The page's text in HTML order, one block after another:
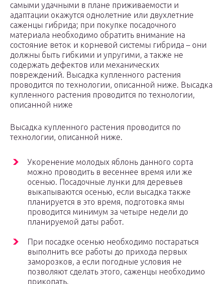
самыми удачными в плане приживаемости и
адаптации окажутся однолетние или двухлетние
саженцы гибрида; при покупке посадочного
материала необходимо обратить внимание на
состояние веток и корневой системы гибрида – они
должны быть гибкими и упругими, а также не
содержать дефектов или механических
повреждений. Высадка купленного растения
проводится по технологии, описанной ниже. Высадка
купленного растения проводится по технологии,
описанной ниже
Высадка купленного растения проводится по
технологии, описанной ниже.
Укоренение молодых яблонь данного сорта
можно проводить в весеннее время или же
осенью. Посадочные лунки для деревьев
выкапываются осенью, если высадка также
планируется в это время, подготовка ямы
проводится минимум за четыре недели до
планируемой даты работ.
При посадке осенью необходимо постараться
выполнить все работы до прихода первых
заморозков, а если погодные условия не
позволяют сделать этого, саженцы необходимо
прикопать.